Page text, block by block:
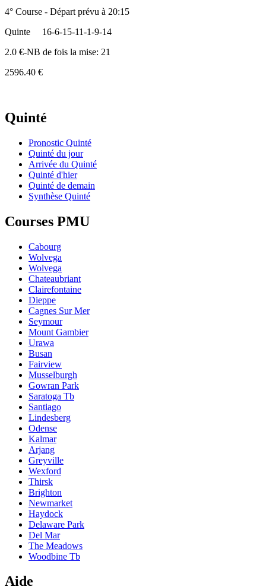
4° Course - Départ prévu à 20:15
Quinte
16-6-15-11-1-9-14
2.0 €-NB de fois la mise: 21
2596.40 €
Quinté
Pronostic Quinté
Quinté du jour
Arrivée du Quinté
Quinté d'hier
Quinté de demain
Synthèse Quinté
Courses PMU
Cabourg
Wolvega
Wolvega
Chateaubriant
Clairefontaine
Dieppe
Cagnes Sur Mer
Seymour
Mount Gambier
Urawa
Busan
Fairview
Musselburgh
Gowran Park
Saratoga Tb
Santiago
Lindesberg
Odense
Kalmar
Arjang
Greyville
Wexford
Thirsk
Brighton
Newmarket
Haydock
Delaware Park
Del Mar
The Meadows
Woodbine Tb
Aide